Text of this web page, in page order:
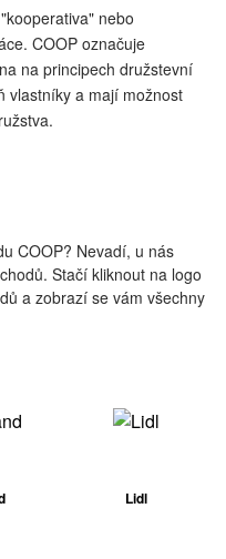
nebo
COOP označuje
na principech družstevní
vlastníky a mají možnost
COOP? Nevadí, u nás
Stačí kliknout na logo
a zobrazí se vám všechny
Lidl